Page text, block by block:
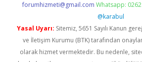
forumhizmeti@gmail.com Whatsapp:
@karabul
Yasal Uyarı: Sitemiz, 5651 Sayılı Kanun
ve İletişim Kurumu (BTK) tarafından
olarak hizmet vermektedir. Bu nedenle,